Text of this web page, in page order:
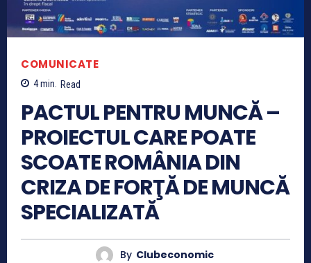
COMUNICATE
4min. Read
PACTUL PENTRU MUNCĂ –
PROIECTUL CARE POATE
SCOATE ROMÂNIA DIN
CRIZA DE FORŢĂ DE MUNCĂ
SPECIALIZATĂ
By Clubeconomic